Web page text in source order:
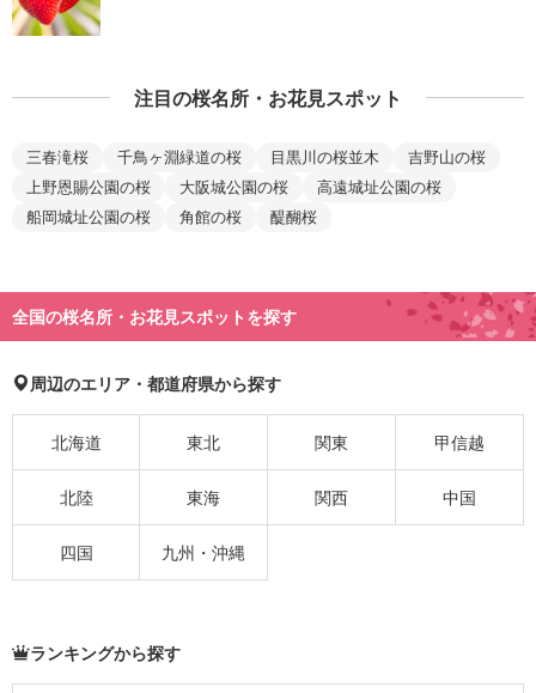
注目の桜名所・お花見スポット
三春滝桜 千鳥ヶ淵緑道の桜 目黒川の桜並木
吉野山の桜
上野恩賜公園の桜
大阪城公園の桜
高遠城址公園の桜
船岡城址公園の桜
角館の桜 醍醐桜
全国の桜名所・お花見スポットを探す
周辺のエリア・都道府県から探す
北海道 東北 関東 甲信越
北陸 東海 関西 中国
四国 九州・沖縄
ランキングから探す